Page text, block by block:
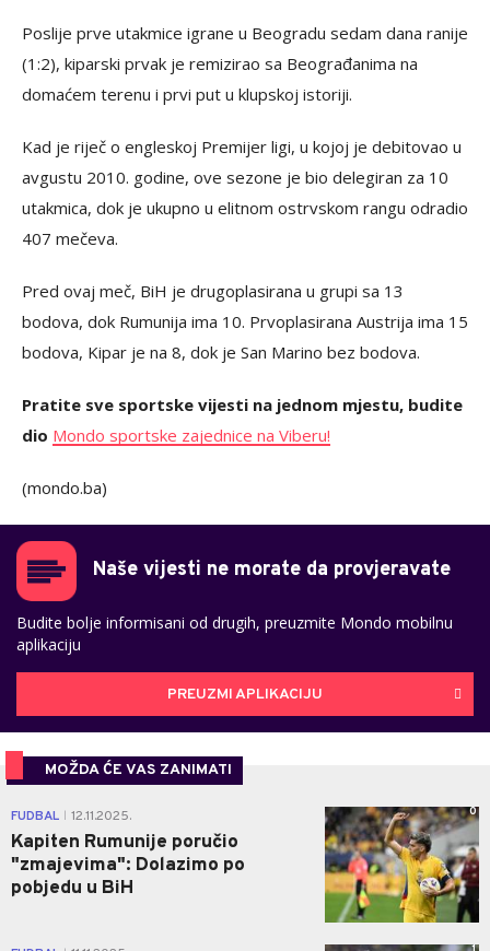
Poslije prve utakmice igrane u Beogradu sedam dana ranije
(1:2), kiparski prvak je remizirao sa Beograđanima na
domaćem terenu i prvi put u klupskoj istoriji.
Kad je riječ o engleskoj Premijer ligi, u kojoj je debitovao u
avgustu 2010. godine, ove sezone je bio delegiran za 10
utakmica, dok je ukupno u elitnom ostrvskom rangu odradio
407 mečeva.
Pred ovaj meč, BiH je drugoplasirana u grupi sa 13
bodova, dok Rumunija ima 10. Prvoplasirana Austrija ima 15
bodova, Kipar je na 8, dok je San Marino bez bodova.
Pratite sve sportske vijesti na jednom mjestu, budite
dio Mondo sportske zajednice na Viberu!
(mondo.ba)
Naše vijesti ne morate da provjeravate
Budite bolje informisani od drugih, preuzmite Mondo mobilnu
aplikaciju
PREUZMI APLIKACIJU
MOŽDA ĆE VAS ZANIMATI
FUDBAL 12.11.2025.
Kapiten Rumunije poručio
"zmajevima": Dolazimo po
pobjedu u BiH
0